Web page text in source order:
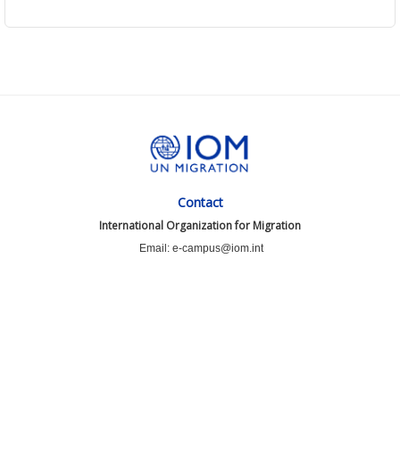
Contact
International Organization for Migration
Email: e-campus@iom.int